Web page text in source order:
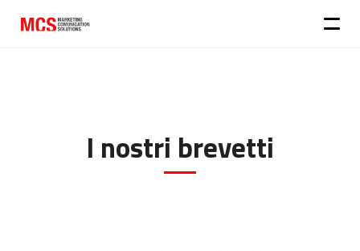
I nostri brevetti